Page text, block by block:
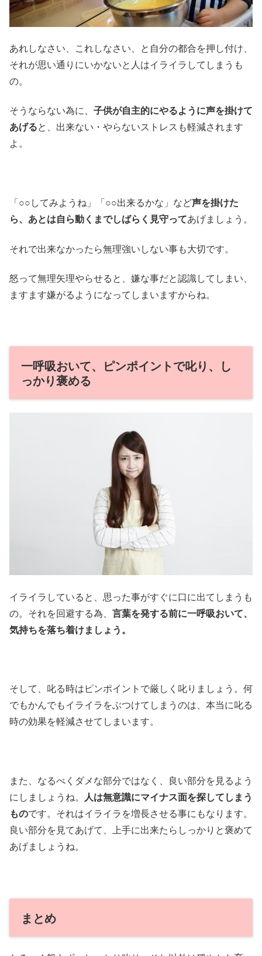
あれしなさい、これしなさい、と自分の都合を押し付け、
それが思い通りにいかないと人はイライラしてしまうも
の。
そうならない為に、 子供が自主的にやるように声を掛けて
あげると、出来ない・やらないストレスも軽減されます
よ。
「○○してみようね」「○○出来るかな」など声を掛けた
ら、あとは自ら動くまでしばらく見守ってあげましょう。
それで出来なかったら無理強いしない事も大切です。
怒って無理矢理やらせると、嫌な事だと認識してしまい、
ますます嫌がるようになってしまいますからね。
一呼吸おいて、ピンポイントで叱り、し
っかり褒める
イライラしていると、思った事がすぐに口に出てしまうも
の。それを回避する為、 言葉を発する前に一呼吸おいて、
気持ちを落ち着けましょう。
そして、叱る時はピンポイントで厳しく叱りましょう。何
でもかんでもイライラをぶつけてしまうのは、本当に叱る
時の効果を軽減させてしまいます。
また、なるべくダメな部分ではなく、良い部分を見るよう
にしましょうね。 人は無意識にマイナス面を探してしまう
ものです。それはイライラを増長させる事にもなります。
良い部分を見てあげて、上手に出来たらしっかりと褒めて
あげましょうね。
まとめ